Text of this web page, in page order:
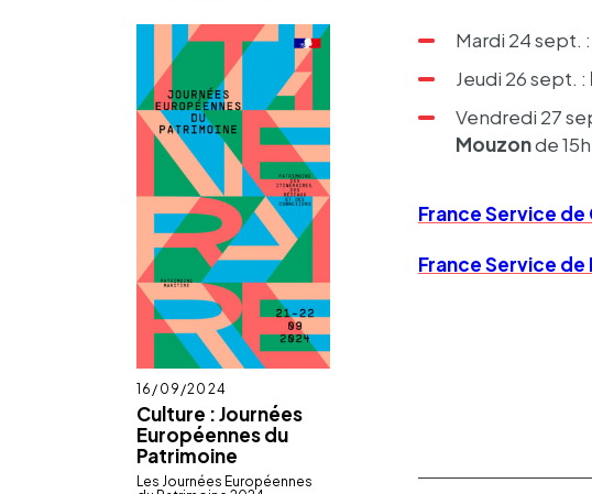
Mardi 24 sept. :
Jeudi 26 sept. :
Vendredi 27
Mouzonde 15h
France Service de
France Service de
Culture : Journées
Européennes du
Patrimoine
Publié
le
16/09/2024
Les Jour­nées Euro­péennes